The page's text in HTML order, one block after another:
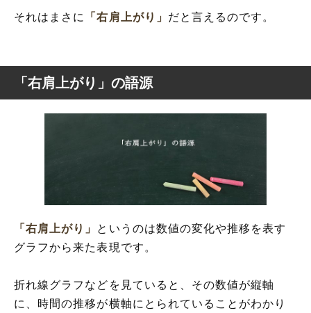
それはまさに 「右肩上がり」 だと言えるのです。
「右肩上がり」の語源
「右肩上がり」 というのは数値の変化や推移を表す
グラフから来た表現です。
折れ線グラフなどを見ていると、その数値が縦軸
に、時間の推移が横軸にとられていることがわかり